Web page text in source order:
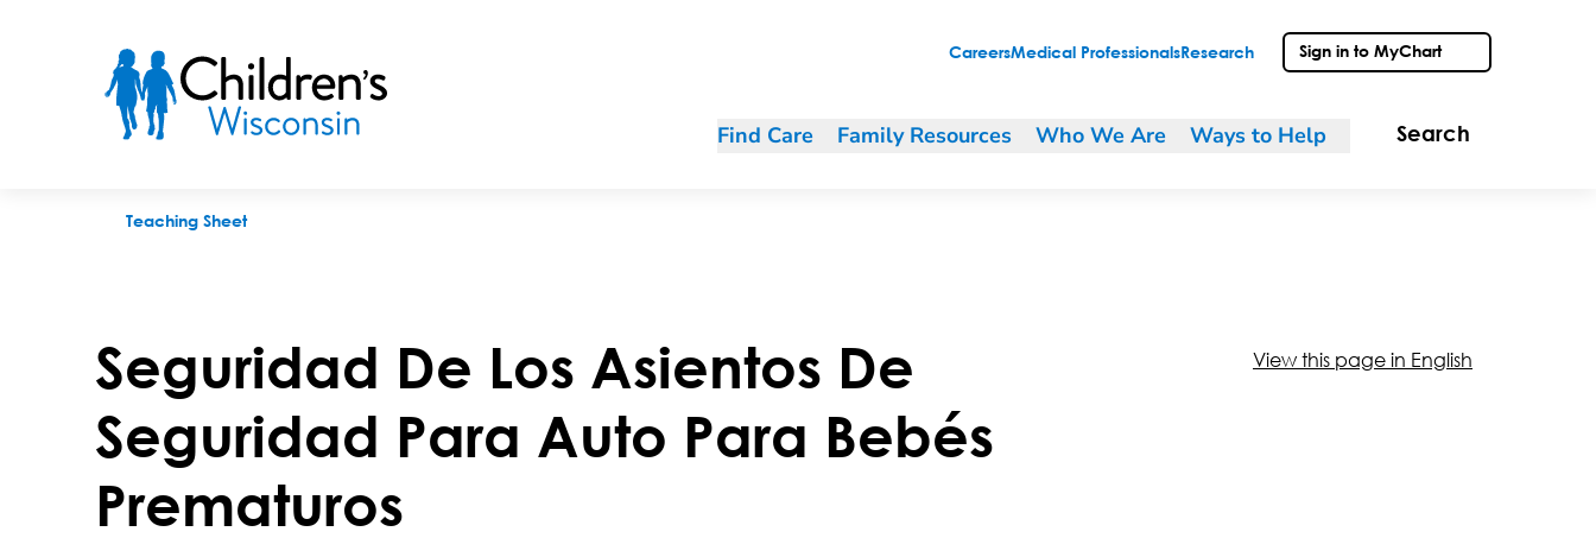
CareersMedical Professionals Research Sign in to MyChart
Find Care Family Resources Who We Are Ways to Help Search
Teaching Sheet
Seguridad De Los Asientos De
Seguridad Para Auto Para Bebés
Prematuros
View this page in English